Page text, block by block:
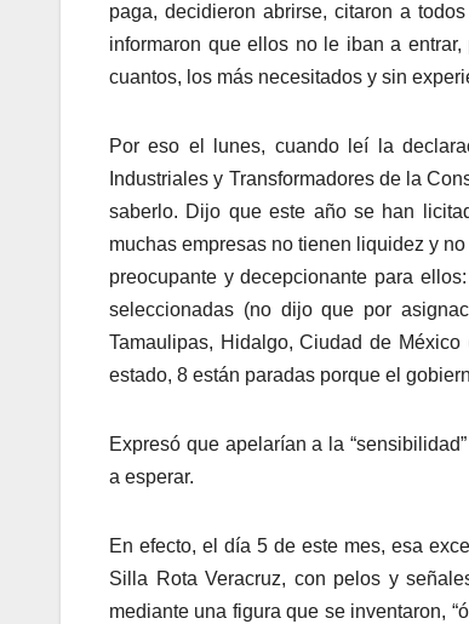
paga, decidieron abrirse, citaron a
informaron que ellos no le iban a
cuantos, los más necesitados y sin
Por eso el lunes, cuando leí la
Industriales y Transformadores de la
saberlo. Dijo que este año se han
muchas empresas no tienen liquidez y
preocupante y decepcionante para
seleccionadas (no dijo que por
Tamaulipas, Hidalgo, Ciudad de
estado, 8 están paradas porque el
Expresó que apelarían a la
a esperar.
En efecto, el día 5 de este mes, esa
Silla Rota Veracruz, con pelos y
mediante una figura que se inventaron,